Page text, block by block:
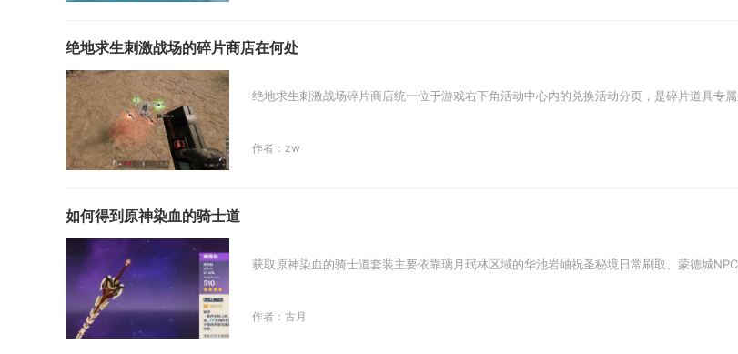
绝地求生刺激战场的碎片商店在何处
绝地求生刺激战场碎片商店统一位于游戏右下角活动中心内的兑换活动分页，是碎片道具
作者：zw
如何得到原神染血的骑士道
获取原神染血的骑士道套装主要依靠璃月珉林区域的华池岩岫祝圣秘境日常刷取、蒙德城
作者：古月